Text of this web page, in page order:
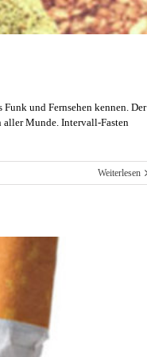
und Fernsehen kennen. Der
aller Munde. Intervall-Fasten
Weiterlesen